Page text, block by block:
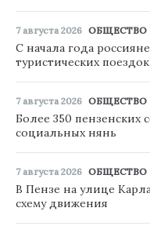
7 августа 2026 ОБЩЕСТВО
С начала года
туристических
7 августа 2026 ОБЩЕСТВО
Более 350 пензенских
социальных нянь
7 августа 2026 ОБЩЕСТВО
В Пензе на улице
схему движения